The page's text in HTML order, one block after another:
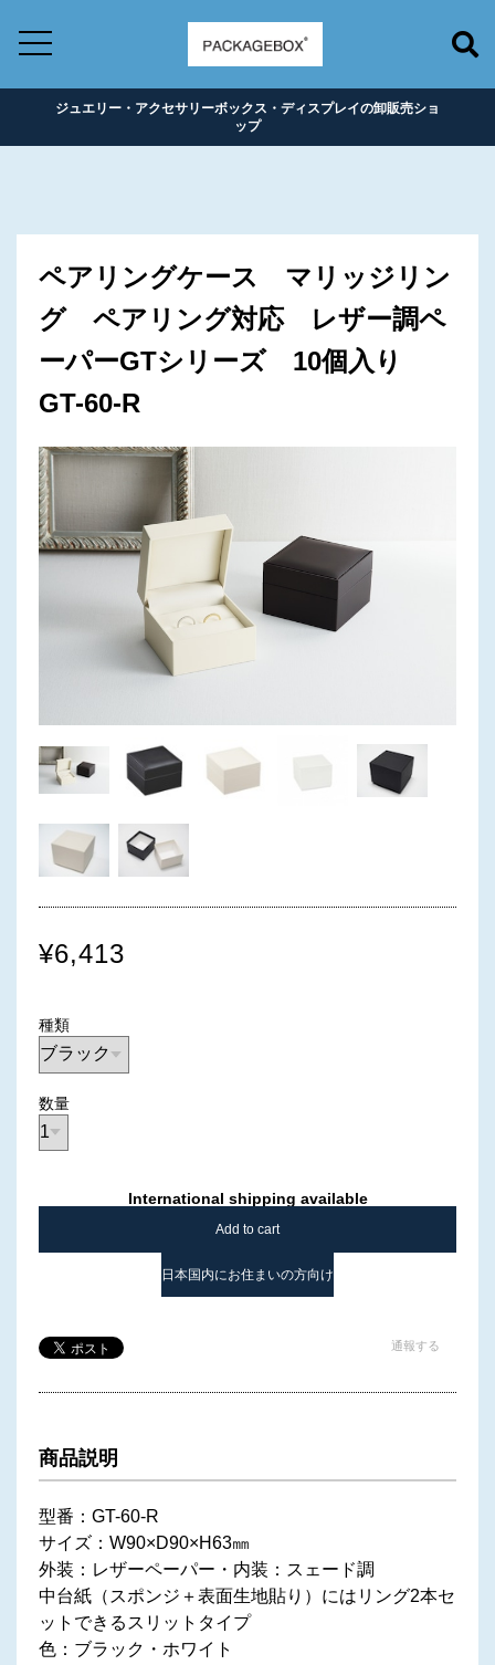
ジュエリー・アクセサリーボックス・ディスプレイの卸販売ショ
ップ
ペアリングケース マリッジリン
グ ペアリング対応 レザー調ペ
ーパーGTシリーズ 10個入り
GT-60-R
¥6,413
種類
数量
International shipping available
Add to cart
日本国内にお住まいの方向け
通報する
商品説明
型番：GT-60-R
サイズ：‎W90×D90×H63㎜
外装：レザーペーパー・内装：スェード調
中台紙（スポンジ＋表面生地貼り）にはリング2本セ
ットできるスリットタイプ
色：ブラック・ホワイト